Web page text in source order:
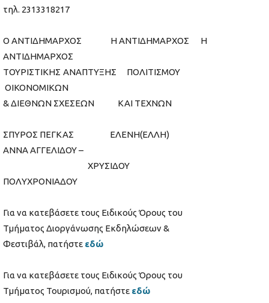
τηλ. 2313318217
Ο ΑΝΤΙΔΗΜΑΡΧΟΣ H ΑΝΤΙΔΗΜΑΡΧΟΣ Η
ΑΝΤΙΔΗΜΑΡΧΟΣ
ΤΟΥΡΙΣΤΙΚΗΣ ΑΝΑΠΤΥΞΗΣ ΠΟΛΙΤΙΣΜΟΥ
ΟΙΚΟΝΟΜΙΚΩΝ
& ΔΙΕΘΝΩΝ ΣΧΕΣΕΩΝ ΚΑΙ ΤΕΧΝΩΝ
ΣΠΥΡΟΣ ΠΕΓΚΑΣ ΕΛΕΝΗ(ΕΛΛΗ)
ΑΝΝΑ ΑΓΓΕΛΙΔΟΥ –
ΧΡΥΣΙΔΟΥ
ΠΟΛΥΧΡΟΝΙΑΔΟΥ
Για να κατεβάσετε τους Ειδικούς Όρους του
Τμήματος Διοργάνωσης Εκδηλώσεων &
Φεστιβάλ, πατήστε εδώ
Για να κατεβάσετε τους Ειδικούς Όρους του
Τμήματος Τουρισμού, πατήστε εδώ